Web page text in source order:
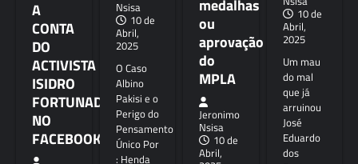
A
CONTA
DO
ACTIVISTA
ISIDRO
FORTUNADO
NO
FACEBOOK
Nsisa
10 de
Abril,
2025
O Caso
Albino
Pakisi e o
Perigo do
Pensamento
Único Por
: Henda
medalhas
ou
aprovação
do
MPLA
Jeronimo
Nsisa
10 de
Abril,
10 de
Abril,
2025
Um mau
do mal
que já
arruinou
José
Eduardo
dos